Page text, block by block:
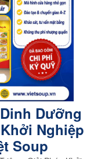
Dưỡng
Nghiệp
Soup